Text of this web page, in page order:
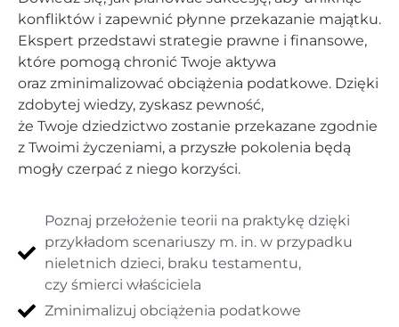
konfliktów i zapewnić płynne przekazanie majątku.
Ekspert przedstawi strategie prawne i finansowe,
które pomogą chronić Twoje aktywa
oraz zminimalizować obciążenia podatkowe. Dzięki
zdobytej wiedzy, zyskasz pewność,
że Twoje dziedzictwo zostanie przekazane zgodnie
z Twoimi życzeniami, a przyszłe pokolenia będą
mogły czerpać z niego korzyści.
Poznaj przełożenie teorii na praktykę dzięki
przykładom scenariuszy m. in. w przypadku
nieletnich dzieci, braku testamentu,
czy śmierci właściciela
Zminimalizuj obciążenia podatkowe